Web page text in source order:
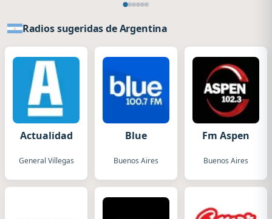
Radios sugeridas de Argentina
Actualidad
General Villegas
Blue
Buenos Aires
Fm Aspen
Buenos Aires